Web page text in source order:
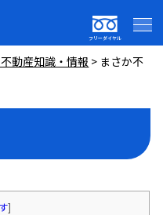
フリーダイヤル
動産知識・情報 > まさか不
]